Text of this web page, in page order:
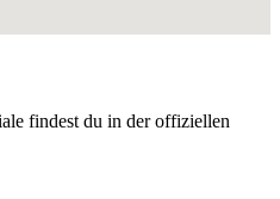
findest du in der offiziellen